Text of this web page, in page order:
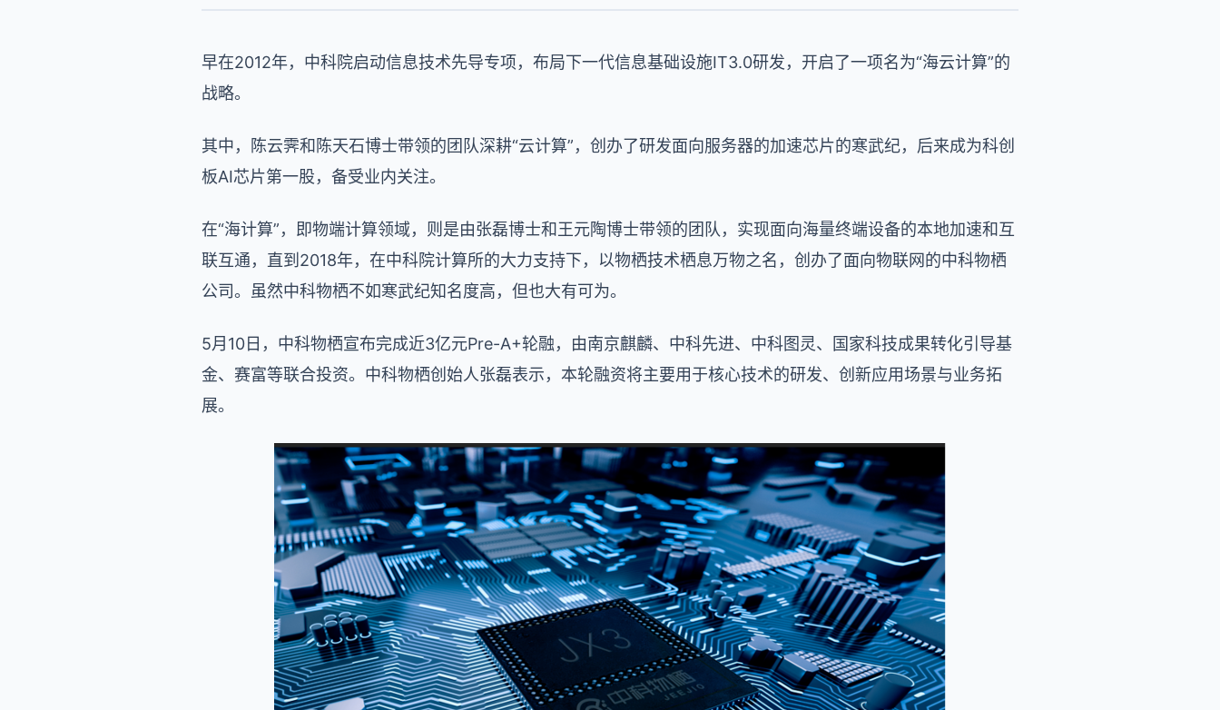
早在2012年，中科院启动信息技术先导专项，布局下一代信息基础设施IT3.0研发，开启了一项名为“海云计算”的
战略。
其中，陈云霁和陈天石博士带领的团队深耕“云计算”，创办了研发面向服务器的加速芯片的寒武纪，后来成为科创
板AI芯片第一股，备受业内关注。
在“海计算”，即物端计算领域，则是由张磊博士和王元陶博士带领的团队，实现面向海量终端设备的本地加速和互
联互通，直到2018年，在中科院计算所的大力支持下，以物栖技术栖息万物之名，创办了面向物联网的中科物栖
公司。虽然中科物栖不如寒武纪知名度高，但也大有可为。
5月10日，中科物栖宣布完成近3亿元Pre-A+轮融，由南京麒麟、中科先进、中科图灵、国家科技成果转化引导基
金、赛富等联合投资。中科物栖创始人张磊表示，本轮融资将主要用于核心技术的研发、创新应用场景与业务拓
展。